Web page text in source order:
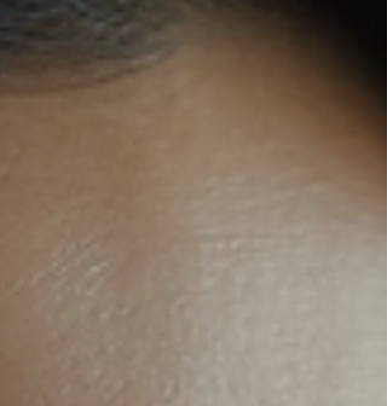
ses bienfaits. Le fonctionnement a